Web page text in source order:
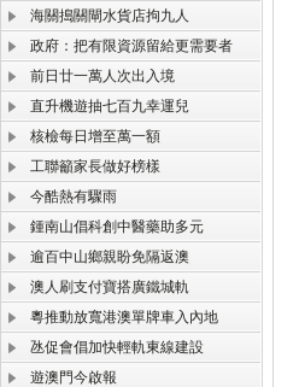
海關搗關閘水貨店拘九人
政府：把有限資源留給更需要者
前日廿一萬人次出入境
直升機遊抽七百九幸運兒
核檢每日增至萬一額
工聯籲家長做好榜樣
今酷熱有驟雨
鍾南山倡科創中醫藥助多元
逾百中山鄉親盼免隔返澳
澳人刷支付寶搭廣鐵城軌
粵推動放寬港澳單牌車入內地
氹促會倡加快輕軌東線建設
遊澳門今啟報